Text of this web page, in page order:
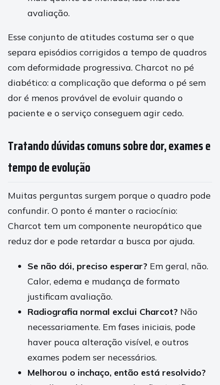
avaliação.
Esse conjunto de atitudes costuma ser o que
separa episódios corrigidos a tempo de quadros
com deformidade progressiva. Charcot no pé
diabético: a complicação que deforma o pé sem
dor é menos provável de evoluir quando o
paciente e o serviço conseguem agir cedo.
Tratando dúvidas comuns sobre dor, exames e
tempo de evolução
Muitas perguntas surgem porque o quadro pode
confundir. O ponto é manter o raciocínio:
Charcot tem um componente neuropático que
reduz dor e pode retardar a busca por ajuda.
Se não dói, preciso esperar? Em geral, não.
Calor, edema e mudança de formato
justificam avaliação.
Radiografia normal exclui Charcot? Não
necessariamente. Em fases iniciais, pode
haver pouca alteração visível, e outros
exames podem ser necessários.
Melhorou o inchaço, então está resolvido?